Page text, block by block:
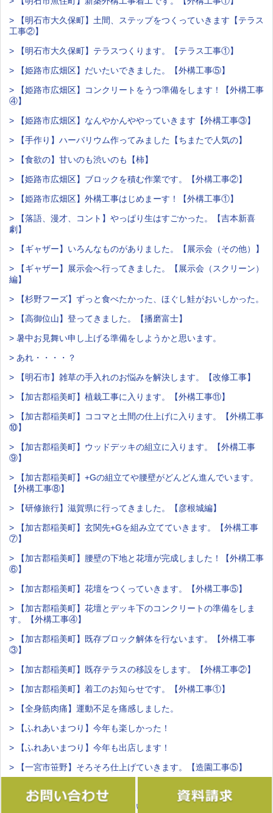
> 【明石市大久保町】土間、ステップをつくっていきます【テラス
工事②】
> 【明石市大久保町】テラスつくります。【テラス工事①】
> 【姫路市広畑区】だいたいできました。【外構工事⑤】
> 【姫路市広畑区】コンクリートをうつ準備をします！【外構工事
④】
> 【姫路市広畑区】なんやかんややっていきます【外構工事③】
> 【手作り】ハーバリウム作ってみました【ちまたで人気の】
> 【食欲の】甘いのも渋いのも【柿】
> 【姫路市広畑区】ブロックを積む作業です。【外構工事②】
> 【姫路市広畑区】外構工事はじめまーす！【外構工事①】
> 【落語、漫才、コント】やっぱり生はすごかった。【吉本新喜
劇】
> 【ギャザー】いろんなものがありました。【展示会（その他）】
> 【ギャザー】展示会へ行ってきました。【展示会（スクリーン）
編】
> 【杉野フーズ】ずっと食べたかった、ほぐし鮭がおいしかった。
> 【高御位山】登ってきました。【播磨富士】
> 暑中お見舞い申し上げる準備をしようかと思います。
> あれ・・・・？
> 【明石市】雑草の手入れのお悩みを解決します。【改修工事】
> 【加古郡稲美町】植栽工事に入ります。【外構工事⑪】
> 【加古郡稲美町】ココマと土間の仕上げに入ります。【外構工事
⑩】
> 【加古郡稲美町】ウッドデッキの組立に入ります。【外構工事
⑨】
> 【加古郡稲美町】+Gの組立てや腰壁がどんどん進んでいます。
【外構工事⑧】
> 【研修旅行】滋賀県に行ってきました。【彦根城編】
> 【加古郡稲美町】玄関先+Gを組み立てていきます。【外構工事
⑦】
> 【加古郡稲美町】腰壁の下地と花壇が完成しました！【外構工事
⑥】
> 【加古郡稲美町】花壇をつくっていきます。【外構工事⑤】
> 【加古郡稲美町】花壇とデッキ下のコンクリートの準備をしま
す。【外構工事④】
> 【加古郡稲美町】既存ブロック解体を行ないます。【外構工事
③】
> 【加古郡稲美町】既存テラスの移設をします。【外構工事②】
> 【加古郡稲美町】着工のお知らせです。【外構工事①】
> 【全身筋肉痛】運動不足を痛感しました。
> 【ふれあいまつり】今年も楽しかった！
> 【ふれあいまつり】今年も出店します！
> 【一宮市笹野】そろそろ仕上げていきます。【造園工事⑤】
> 【一宮市笹野】どんどん据えていきます。【造園工事③】